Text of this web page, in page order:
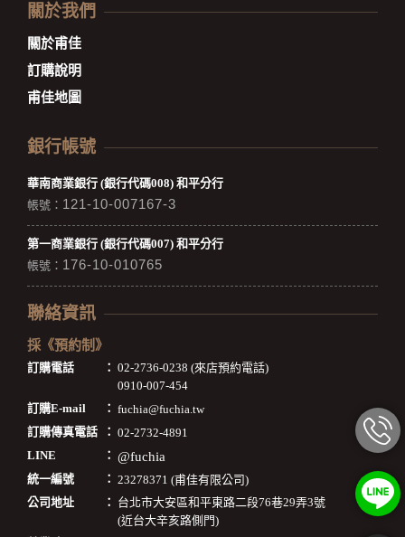
關於我們
關於甫佳
訂購說明
甫佳地圖
銀行帳號
華南商業銀行 (銀行代碼008) 和平分行
帳號： 121-10-007167-3
第一商業銀行 (銀行代碼007) 和平分行
帳號： 176-10-010765
聯絡資訊
採《預約制》
訂購電話 ： 02-2736-0238 (來店預約電話)
0910-007-454
訂購E-mail
： fuchia@fuchia.tw
訂購傳真電話
： 02-2732-4891
LINE
： @fuchia
統一編號 ： 23278371 (甫佳有限公司)
公司地址
： 台北市大安區和平東路二段76巷29弄3號
(近台大辛亥路側門)